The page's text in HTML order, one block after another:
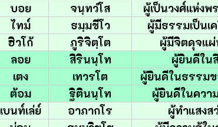
บอย จนฺทวํโส
ผู้เป็นวงศ์แห่ง
ไทม์ ธมฺมชีโว
ผู้มีธรรมเป็นเ
ฮิวโก้ ภูริจิตฺโต
ผู้มีจิตดุจแ
ลอย สิรินนฺโท
ผู้ยินดีใน
เตง เทวรโต
ผู้ยินดีในธรรมข
ต้อม ฐิตินนฺโท
ผู้ยินดีในควา
เบนท์เล่ย์ อาภากโร
ผู้ทำแสงส